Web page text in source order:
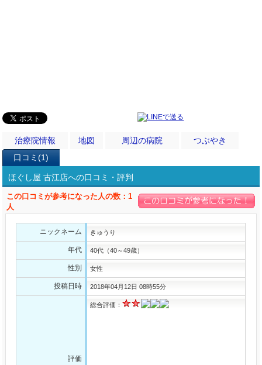
治療院情報 地図 周辺の病院
つぶやき
口コミ(1)
ほぐし屋 古江店への口コミ・評判
この口コミが参考になった人の数：1
人
ニックネーム きゅうり
年代 40代（40～49歳）
性別 女性
投稿日時 2018年04月12日 08時55分
評価
総合評価：